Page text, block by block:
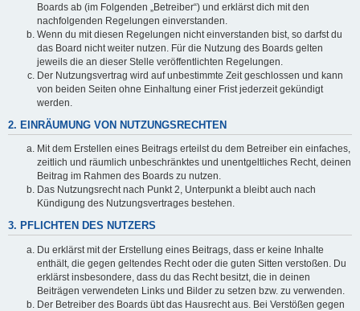
Boards ab (im Folgenden „Betreiber“) und erklärst dich mit den
nachfolgenden Regelungen einverstanden.
Wenn du mit diesen Regelungen nicht einverstanden bist, so darfst du
das Board nicht weiter nutzen. Für die Nutzung des Boards gelten
jeweils die an dieser Stelle veröffentlichten Regelungen.
Der Nutzungsvertrag wird auf unbestimmte Zeit geschlossen und kann
von beiden Seiten ohne Einhaltung einer Frist jederzeit gekündigt
werden.
2. EINRÄUMUNG VON NUTZUNGSRECHTEN
Mit dem Erstellen eines Beitrags erteilst du dem Betreiber ein einfaches,
zeitlich und räumlich unbeschränktes und unentgeltliches Recht, deinen
Beitrag im Rahmen des Boards zu nutzen.
Das Nutzungsrecht nach Punkt 2, Unterpunkt a bleibt auch nach
Kündigung des Nutzungsvertrages bestehen.
3. PFLICHTEN DES NUTZERS
Du erklärst mit der Erstellung eines Beitrags, dass er keine Inhalte
enthält, die gegen geltendes Recht oder die guten Sitten verstoßen. Du
erklärst insbesondere, dass du das Recht besitzt, die in deinen
Beiträgen verwendeten Links und Bilder zu setzen bzw. zu verwenden.
Der Betreiber des Boards übt das Hausrecht aus. Bei Verstößen gegen